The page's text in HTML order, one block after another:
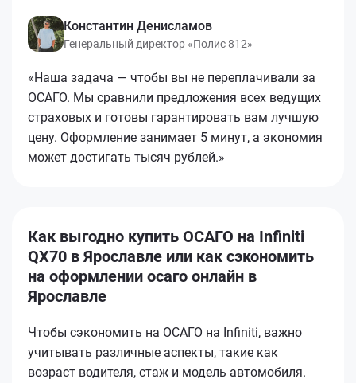
Константин Денисламов
Генеральный директор «Полис 812»
«Наша задача — чтобы вы не переплачивали за
ОСАГО. Мы сравнили предложения всех ведущих
страховых и готовы гарантировать вам лучшую
цену. Оформление занимает 5 минут, а экономия
может достигать тысяч рублей.»
Как выгодно купить ОСАГО на Infiniti
QX70 в Ярославле или как сэкономить
на оформлении осаго онлайн в
Ярославле
Чтобы сэкономить на ОСАГО на Infiniti, важно
учитывать различные аспекты, такие как
возраст водителя, стаж и модель автомобиля.